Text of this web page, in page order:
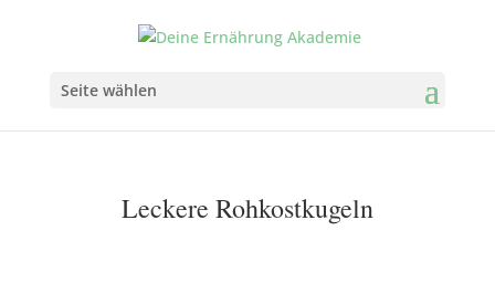
Seite wählen
Leckere Rohkostkugeln